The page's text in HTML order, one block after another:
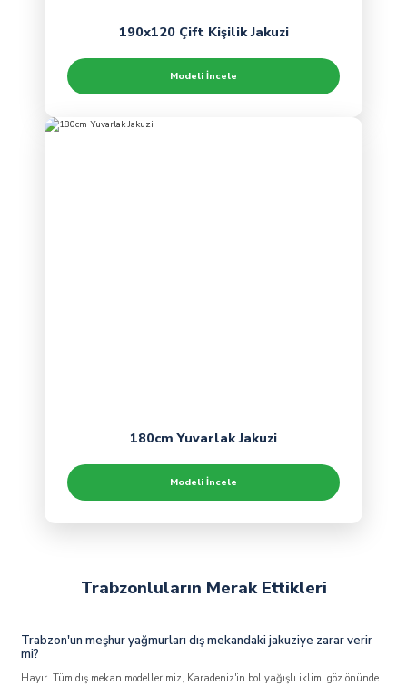
190x120 Çift Kişilik Jakuzi
Modeli İncele
180cm Yuvarlak Jakuzi
Modeli İncele
Trabzonluların Merak Ettikleri
Trabzon'un meşhur yağmurları dış mekandaki jakuziye zarar verir
mi?
Hayır. Tüm dış mekan modellerimiz, Karadeniz'in bol yağışlı iklimi göz önünde